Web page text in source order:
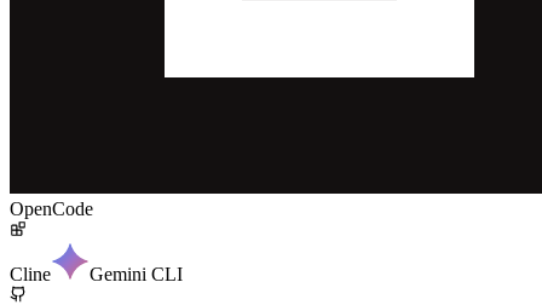
OpenCode
Cline Gemini CLI